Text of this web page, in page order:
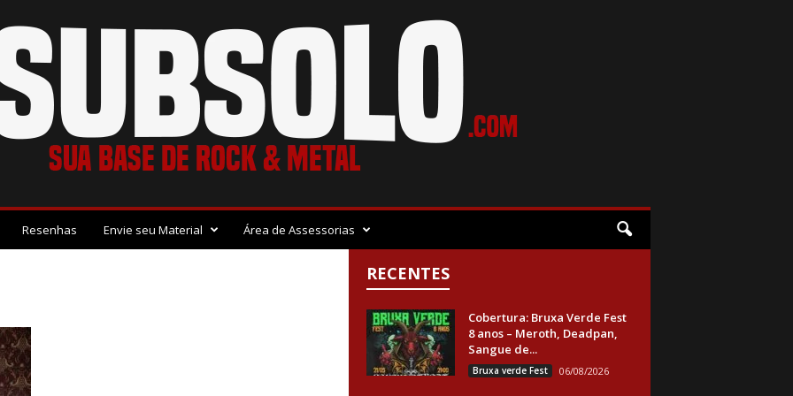
Resenhas Envie seu Material Área de Assessorias
RECENTES
Cobertura: Bruxa Verde Fest
8 anos – Meroth, Deadpan,
Sangue de...
Bruxa verde Fest 06/08/2026